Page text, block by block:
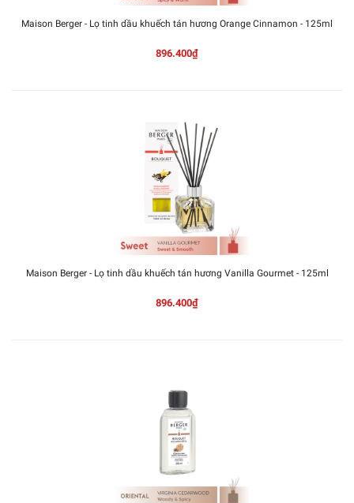
Maison Berger - Lọ tinh dầu khuếch tán hương Orange Cinnamon - 125ml
896.400₫
Maison Berger - Lọ tinh dầu khuếch tán hương Vanilla Gourmet - 125ml
896.400₫